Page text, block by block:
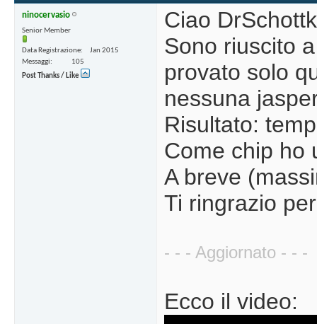
ninocervasio
Senior Member
Data Registrazione
Jan 2015
Messaggi
105
Post Thanks / Like
Ciao
Sono riuscito
provato solo
nessuna
Risultato:
Come chip ho
A breve
Ti ringrazio
- - - Aggiornato - - -
Ecco il video: